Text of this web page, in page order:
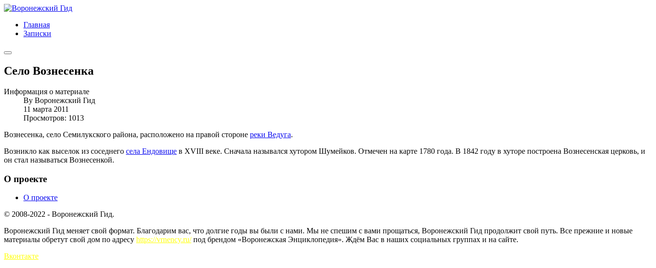
Главная
Записки
Село Вознесенка
Информация о материале
By Воронежский Гид
11 марта 2011
Просмотров: 1013
Вознесенка, село Семилукского района, расположено на правой стороне реки Ведуга.
Возникло как выселок из соседнего села Ендовище в XVIII веке. Сначала назывался хутором Шумейков. Отмечен на карте 1780 года. В 1842 году в хуторе построена Вознесенская церковь, и
он стал называться Вознесенкой.
О проекте
О проекте
© 2008-2022 - Воронежский Гид.
Воронежский Гид меняет свой формат. Благодарим вас, что долгие годы вы были с нами. Мы не спешим с вами прощаться, Воронежский Гид продолжит свой путь. Все прежние и новые
материалы обретут свой дом по адресу https://vrnency.ru/под брендом «Воронежская Энциклопедия». Ждём Вас в наших социальных группах и на сайте.
Вконтакте